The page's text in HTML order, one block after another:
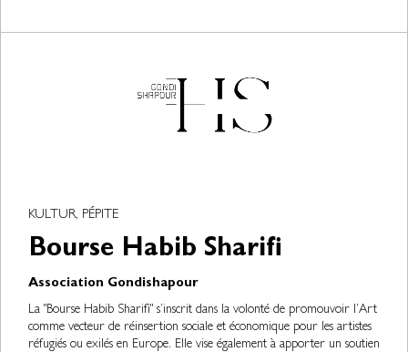
KULTUR, PÉPITE
Bourse Habib Sharifi
Association Gondishapour
La "Bourse Habib Sharifi" s’inscrit dans la volonté de promouvoir l’Art
comme vecteur de réinsertion sociale et économique pour les artistes
réfugiés ou exilés en Europe. Elle vise également à apporter un soutien